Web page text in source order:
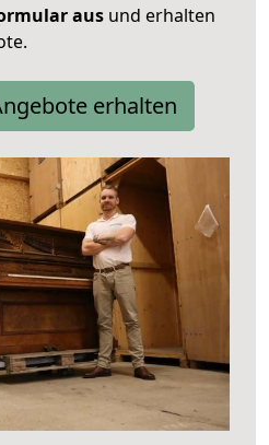
aus und erhalten
erhalten